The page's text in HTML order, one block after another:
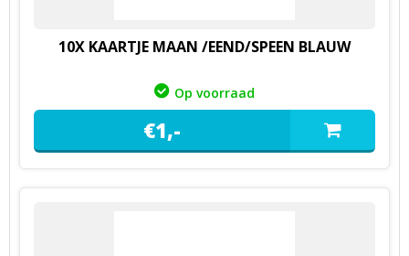
10X KAARTJE MAAN /EEND/SPEEN BLAUW
Op voorraad
€1,-